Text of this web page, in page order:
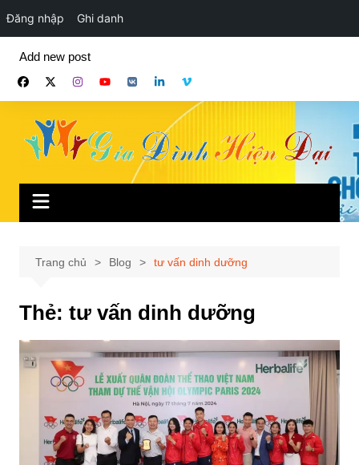
Đăng nhập Ghi danh
phần
Add new post
Trang chủ Blog tư vấn dinh dưỡng
Thẻ: tư vấn dinh dưỡng